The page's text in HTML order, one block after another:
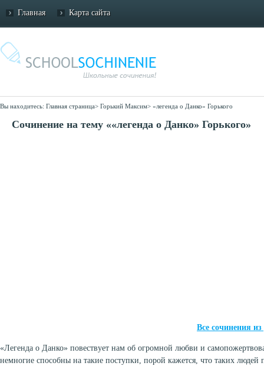
Главная Карта сайта
Вы находитесь: Главная страница> Горький Максим> «легенда о Данко» Горького
Сочинение на тему ««легенда о Данко» Горького»
Все сочинения
«Легенда о Данко» повествует нам об огромной любви и
немногие способны на такие поступки, порой кажется, что таких людей